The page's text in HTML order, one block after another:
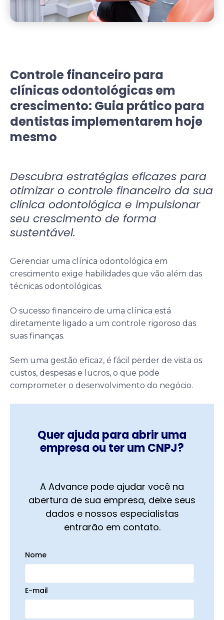
Controle financeiro para
clínicas odontológicas em
crescimento: Guia prático para
dentistas implementarem hoje
mesmo
Descubra estratégias eficazes para
otimizar o controle financeiro da sua
clínica odontológica e impulsionar
seu crescimento de forma
sustentável.
Gerenciar uma clínica odontológica em
crescimento exige habilidades que vão além das
técnicas odontológicas.
O sucesso financeiro de uma clínica está
diretamente ligado a um controle rigoroso das
suas finanças.
Sem uma gestão eficaz, é fácil perder de vista os
custos, despesas e lucros, o que pode
comprometer o desenvolvimento do negócio.
Quer ajuda para abrir uma
empresa ou ter um CNPJ?
A Advance pode ajudar você na
abertura de sua empresa, deixe seus
dados e nossos especialistas
entrarão em contato.
Nome
E-mail